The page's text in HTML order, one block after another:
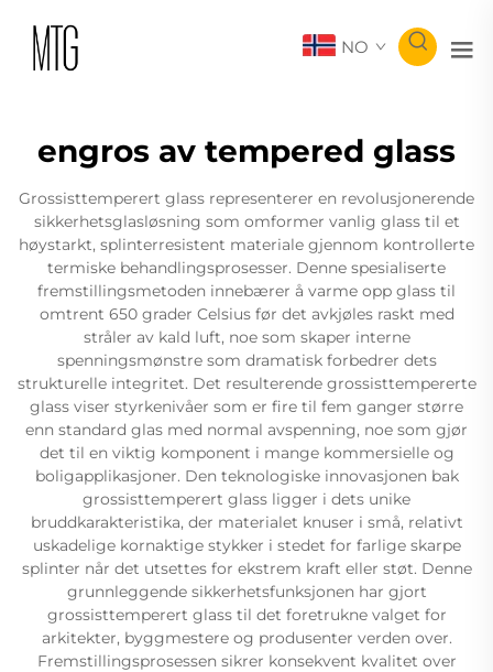
NO
engros av tempered glass
Grossisttemperert glass representerer en revolusjonerende
sikkerhetsglasløsning som omformer vanlig glass til et
høystarkt, splinterresistent materiale gjennom kontrollerte
termiske behandlingsprosesser. Denne spesialiserte
fremstillingsmetoden innebærer å varme opp glass til
omtrent 650 grader Celsius før det avkjøles raskt med
stråler av kald luft, noe som skaper interne
spenningsmønstre som dramatisk forbedrer dets
strukturelle integritet. Det resulterende grossisttempererte
glass viser styrkenivåer som er fire til fem ganger større
enn standard glas med normal avspenning, noe som gjør
det til en viktig komponent i mange kommersielle og
boligapplikasjoner. Den teknologiske innovasjonen bak
grossisttemperert glass ligger i dets unike
bruddkarakteristika, der materialet knuser i små, relativt
uskadelige kornaktige stykker i stedet for farlige skarpe
splinter når det utsettes for ekstrem kraft eller støt. Denne
grunnleggende sikkerhetsfunksjonen har gjort
grossisttemperert glass til det foretrukne valget for
arkitekter, byggmestere og produsenter verden over.
Fremstillingsprosessen sikrer konsekvent kvalitet over